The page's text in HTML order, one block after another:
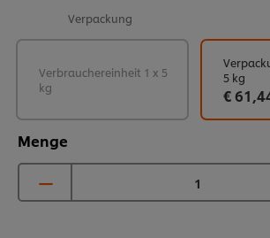
Verpackung
Menge
Verbrauchereinheit 1 x 5
kg
5 kg
€